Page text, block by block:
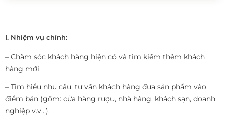
I. Nhiệm vụ chính:
– Chăm sóc khách hàng hiện có và tìm kiếm thêm khách
hàng mới.
– Tìm hiểu nhu cầu, tư vấn khách hàng đưa sản phẩm vào
điểm bán (gồm: cửa hàng rượu, nhà hàng, khách sạn, doanh
nghiệp v.v…).